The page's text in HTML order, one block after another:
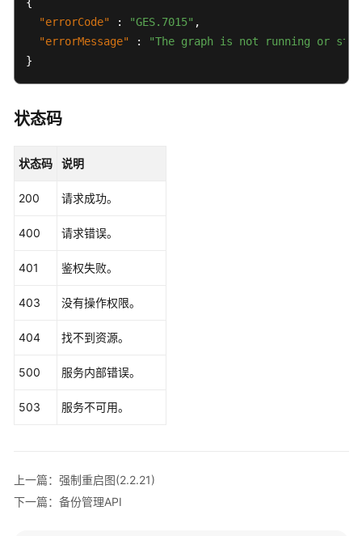
查
图
情
创
图
闭
启
动
"errorCode"
: "GES.7015" ,
"errorMessage"
:
"The graph is not running or
}
状态码
状态码 说明
200 请求成功。
400 请求错误。
401 鉴权失败。
403 没有操作权限。
404 找不到资源。
500 服务内部错误。
503 服务不可用。
上一篇：强制重启图(2.2.21)
下一篇：备份管理API